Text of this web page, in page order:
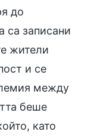
до
са записани
жители
и се
между
беше
като